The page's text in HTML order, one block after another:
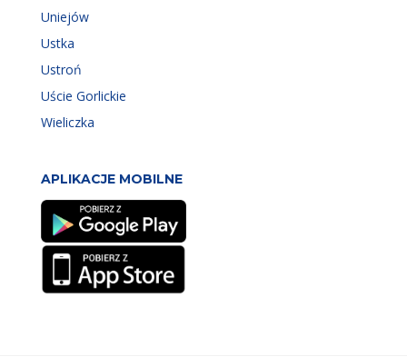
Uniejów
Ustka
Ustroń
Uście Gorlickie
Wieliczka
APLIKACJE MOBILNE